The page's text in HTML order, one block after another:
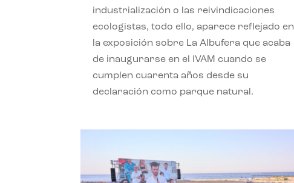
industrialización o las reivindicaciones
ecologistas, todo ello, aparece reflejado en
la exposición sobre La Albufera que acaba
de inaugurarse en el IVAM cuando se
cumplen cuarenta años desde su
declaración como parque natural.